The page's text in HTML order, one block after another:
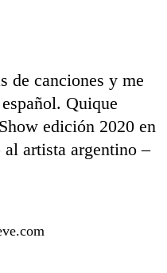
de canciones y me
Quique
edición 2020 en
artista argentino –